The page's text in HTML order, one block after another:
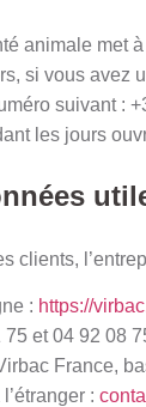
animale met
si vous avez
suivant :
les jours
clients,
: https://
75 et 04 92 08
France,
: